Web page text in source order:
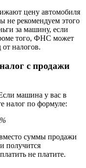
цену автомобиля
не рекомендуем этого
за машину, если
того, ФНС может
от налогов.
с продажи
машина у вас в
налог по формуле:
суммы продажи
получится
не платите.